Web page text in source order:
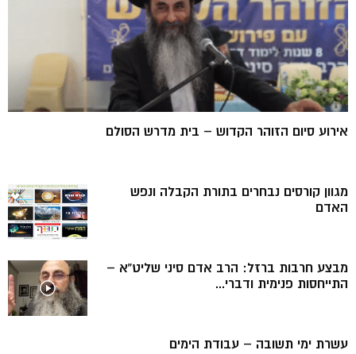
אירוע סיום הזוהר הקדוש – בית מדרש הסולם
מגוון קורסים נבחרים בתורת הקבלה ונפש
האדם
מבצע חרבות ברזל: הרב אדם סיני שליט”א –
התייחסות פנימית ודברי...
עשרת ימי תשובה – עבודת הימים